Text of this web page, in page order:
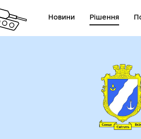
Новини Рішення